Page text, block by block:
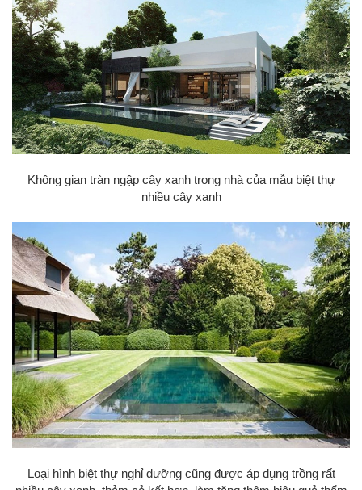
Không gian tràn ngập cây xanh trong nhà của mẫu biệt thự
nhiều cây xanh
Loại hình biệt thự nghỉ dưỡng cũng được áp dụng trồng rất